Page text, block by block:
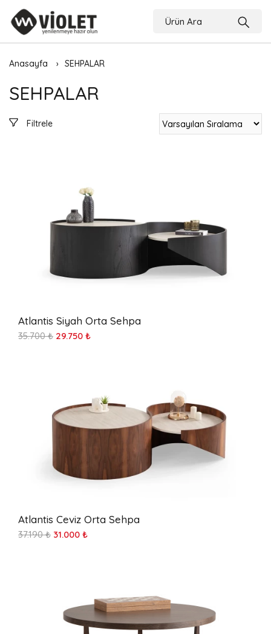
Anasayfa SEHPALAR
SEHPALAR
Filtrele
Atlantis Siyah Orta Sehpa
35.700 ₺ 29.750 ₺
Atlantis Ceviz Orta Sehpa
37.190 ₺ 31.000 ₺